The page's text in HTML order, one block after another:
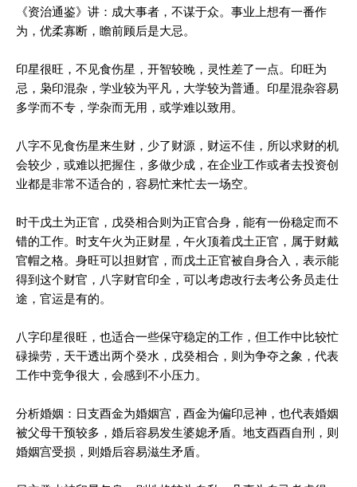
《资治通鉴》讲：成大事者，不谋于众。事业上想有一番作
为，优柔寡断，瞻前顾后是大忌。
印星很旺，不见食伤星，开智较晚，灵性差了一点。印旺为
忌，枭印混杂，学业较为平凡，大学较为普通。印星混杂容易
多学而不专，学杂而无用，或学难以致用。
八字不见食伤星来生财，少了财源，财运不佳，所以求财的机
会较少，或难以把握住，多做少成，在企业工作或者去投资创
业都是非常不适合的，容易忙来忙去一场空。
时干戊土为正官，戊癸相合则为正官合身，能有一份稳定而不
错的工作。时支午火为正财星，午火顶着戊土正官，属于财戴
官帽之格。身旺可以担财官，而戊土正官被自身合入，表示能
得到这个财官，八字财官印全，可以考虑改行去考公务员走仕
途，官运是有的。
八字印星很旺，也适合一些保守稳定的工作，但工作中比较忙
碌操劳，天干透出两个癸水，戊癸相合，则为争夺之象，代表
工作中竞争很大，会感到不小压力。
分析婚姻：日支酉金为婚姻宫，酉金为偏印忌神，也代表婚姻
被父母干预较多，婚后容易发生婆媳矛盾。地支酉酉自刑，则
婚姻宫受损，则婚后容易滋生矛盾。